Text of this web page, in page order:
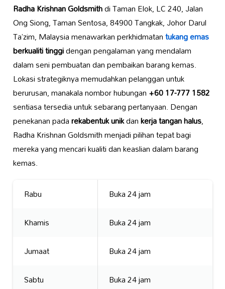
Radha Krishnan Goldsmithdi Taman Elok, LC 240, Jalan
Ong Siong, Taman Sentosa, 84900 Tangkak, Johor Darul
Ta’zim, Malaysia menawarkan perkhidmatantukang emas
berkualiti tinggidengan pengalaman yang mendalam
dalam seni pembuatan dan pembaikan barang kemas.
Lokasi strategiknya memudahkan pelanggan untuk
berurusan, manakala nombor hubungan+60 17-777 1582
sentiasa tersedia untuk sebarang pertanyaan. Dengan
penekanan padarekabentuk unikdankerja tangan halus,
Radha Krishnan Goldsmith menjadi pilihan tepat bagi
mereka yang mencari kualiti dan keaslian dalam barang
kemas.
Rabu
Buka 24 jam
Khamis
Buka 24 jam
Jumaat
Buka 24 jam
Sabtu
Buka 24 jam